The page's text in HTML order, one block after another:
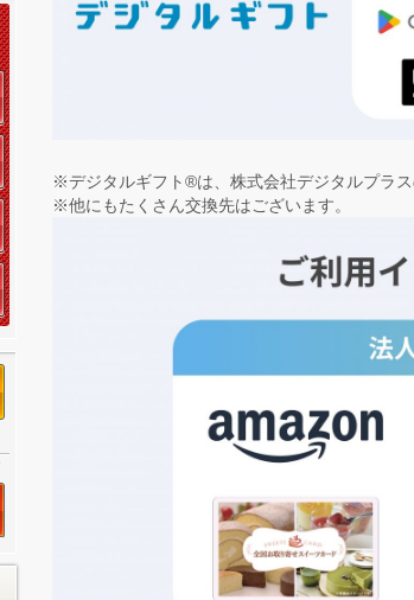
※デジタルギフト®は、株式会社デジタルプラス
※他にもたくさん交換先はございます。